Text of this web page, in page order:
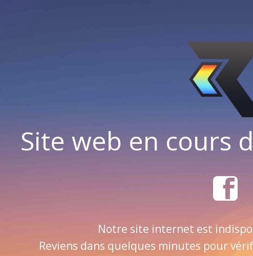
Site web en cours
Notre site internet est
Reviens dans quelques minutes pour